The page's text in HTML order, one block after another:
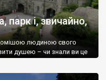
парк і, звичайно,
людиною свого
душею – чи знали ви це